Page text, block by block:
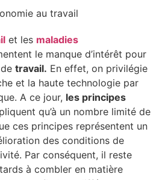
et les maladies
le manque d’intérêt pour
travail. En effet, on privilégie
et la haute technologie par
A ce jour, les principes
qu’à un nombre limité de
ces principes représentent un
des conditions de
Par conséquent, il reste
à combler en matière